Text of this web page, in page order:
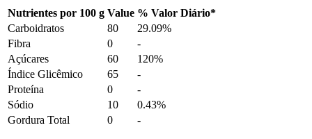
Nutrientes por 100 g Value % Valor Diário*
Carboidratos
80
29.09%
Fibra
0
-
Açúcares
60
120%
Índice Glicêmico
65
-
Proteína
0
-
Sódio
10
0.43%
Gordura Total
0 -